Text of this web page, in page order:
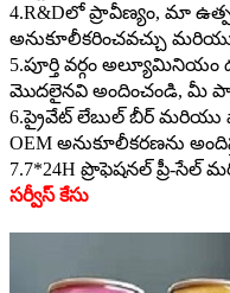
4.R&Dలో ప్రావీణ్యం, మా
అనుకూలీకరించవచ్చు
5.పూర్తి వర్గం అల్యూమినియం
మొదలైనవి అందించండి, మీ
6.ప్రైవేట్ లేబుల్ బీర్
OEM అనుకూలీకరణను
7.7*24H ప్రొఫెషనల్ ప్రీ-సేల్
సర్వీస్ కేసు